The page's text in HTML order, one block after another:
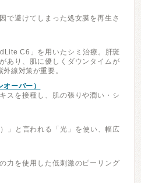
で避けてしまった処女膜を再生さ
C6」を用いたシミ治療。肝斑
あり、肌に優しくダウンタイムが
線対策が重要。
ーバー）
スを接種し、肌の張りや潤い・シ
」と言われる「光」を使い、幅広
力を使用した低刺激のピーリング